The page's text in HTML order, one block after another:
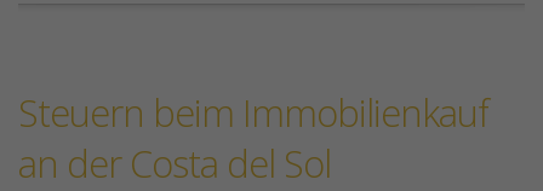
Steuern beim Immobilienkauf
an der Costa del Sol